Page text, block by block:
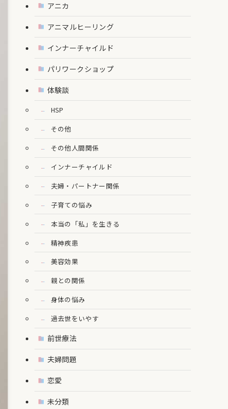
アニカ
アニマルヒーリング
インナーチャイルド
パリワークショップ
体験談
HSP
その他
その他人間関係
インナーチャイルド
夫婦・パートナー関係
子育ての悩み
本当の「私」を生きる
精神疾患
美容効果
親との関係
身体の悩み
過去世をいやす
前世療法
夫婦問題
恋愛
未分類